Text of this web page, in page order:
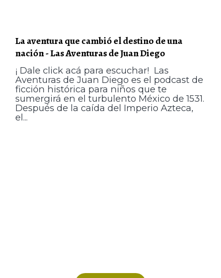
La aventura que cambió el destino de una
nación - Las Aventuras de Juan Diego
¡ Dale click acá para escuchar! Las
Aventuras de Juan Diego es el podcast de
ficción histórica para niños que te
sumergirá en el turbulento México de 1531.
Después de la caída del Imperio Azteca,
el...